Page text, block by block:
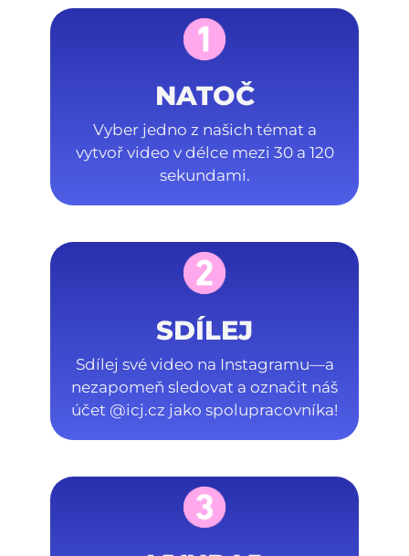
NATOČ
Vyber jedno z našich témat a
vytvoř video v délce mezi 30 a 120
sekundami.
SDÍLEJ
Sdílej své video na Instagramu—a
nezapomeň sledovat a označit náš
účet @icj.cz jako spolupracovníka!